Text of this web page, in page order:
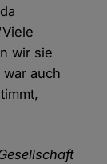
wir sie
auch